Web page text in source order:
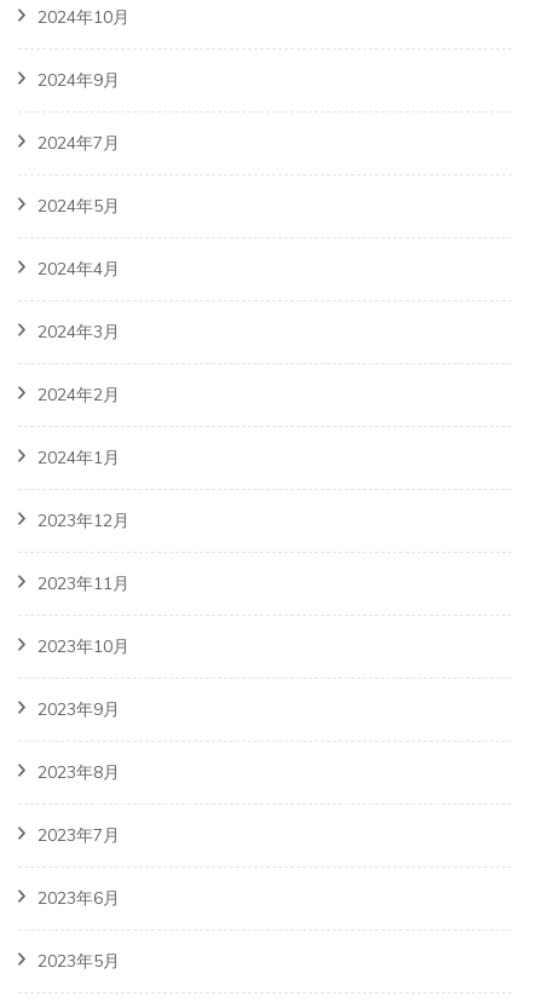
2024年10月
2024年9月
2024年7月
2024年5月
2024年4月
2024年3月
2024年2月
2024年1月
2023年12月
2023年11月
2023年10月
2023年9月
2023年8月
2023年7月
2023年6月
2023年5月